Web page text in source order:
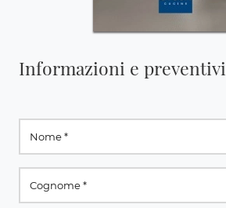
Informazioni e preventivi